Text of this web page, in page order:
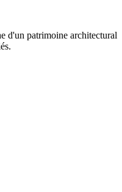
d'un patrimoine architectural